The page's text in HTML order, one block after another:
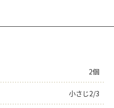
2個
小さじ2/3